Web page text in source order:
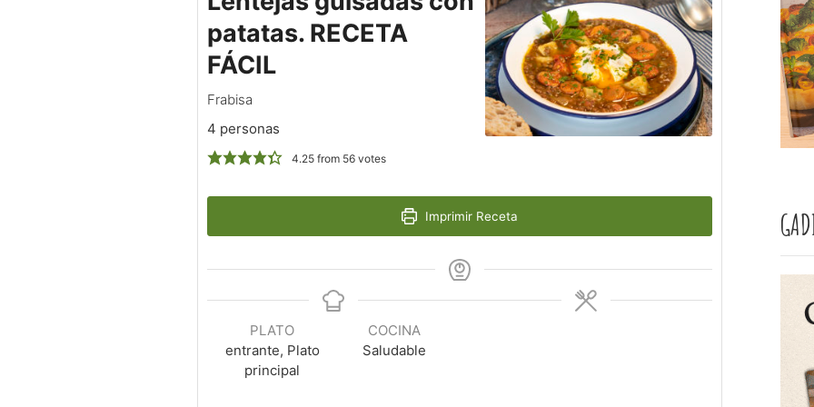
patatas. RECETA
FÁCIL
Frabisa
4 personas
4.25from 56votes
Imprimir Receta
PLATO
entrante, Plato
principal
COCINA
Saludable